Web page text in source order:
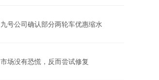
九号公司确认部分两轮车优惠缩水
市场没有恐慌，反而尝试修复